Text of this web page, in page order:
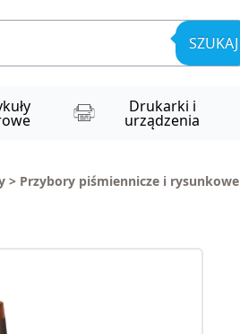
SZUKAJ
Drukarki i
urządzenia
> Przybory piśmiennicze i rysunkowe